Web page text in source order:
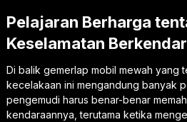
Pelajaran Berharga
Keselamatan
Di balik gemerlap mobil mewah yang
kecelakaan ini mengandung banyak
pengemudi harus benar-benar
kendaraannya, terutama ketika